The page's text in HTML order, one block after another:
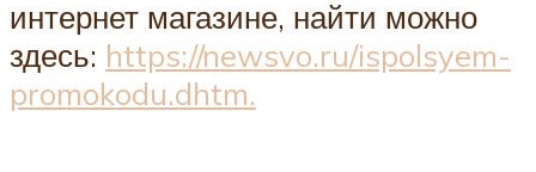
интернет магазине, найти можно
здесь: https://newsvo.ru/ispolsyem-
promokodu.dhtm.